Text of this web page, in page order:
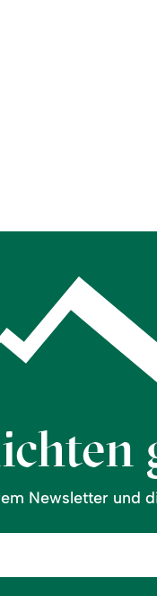
Newsletter und